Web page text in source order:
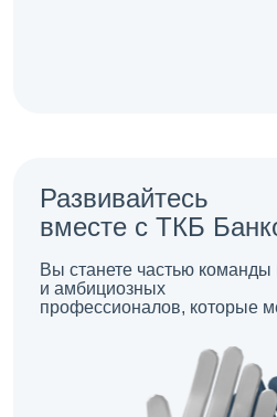
Развивайтесь
вместе с ТКБ
Вы станете частью команды
и амбициозных
профессионалов, которые